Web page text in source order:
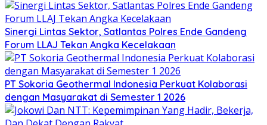
Sinergi Lintas Sektor, Satlantas Polres Ende Gandeng
Forum LLAJ Tekan Angka Kecelakaan
PT Sokoria Geothermal Indonesia Perkuat Kolaborasi
dengan Masyarakat di Semester 1 2026